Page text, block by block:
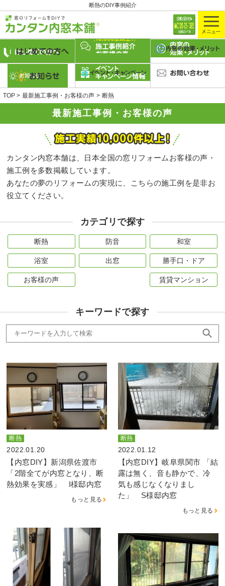
断熱のDIY事例紹介
最新施工事例・お客様の声
TOP 最新施工事例・お客様の声 断熱
カンタン内窓本舗は、日本全国の窓リフォームお客様の声・
施工例を多数掲載しています。
あなたの夢のリフォームの実現に、こちらの施工例を是非お
役立てください。
カテゴリで探す
断熱 防音 和室
浴室 出窓 勝手口・ドア
お客様の声 賃貸マンション
キーワードで探す
断熱
2022.01.20
【内窓DIY】新潟県佐渡市
「2階全てが内窓となり、断
熱効果を実感」 I様邸内窓
もっと見る
断熱
2022.01.12
【内窓DIY】岐阜県関市 「結
露は無く、音も静かで、冷
気も感じなくなりまし
た」 S様邸内窓
もっと見る